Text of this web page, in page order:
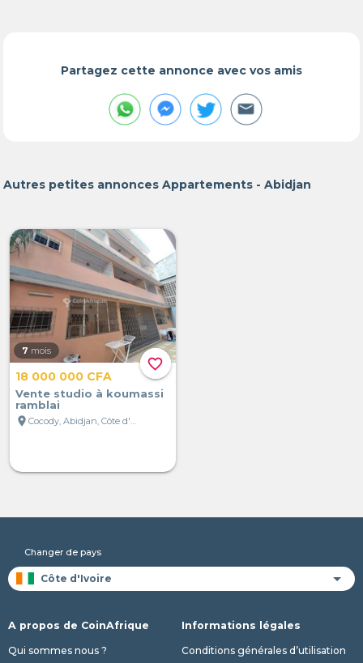
Partagez cette annonce avec vos amis
Autres petites annonces Appartements - Abidjan
favorite_border
7 mois
18 000 000 CFA
Vente studio à koumassi
ramblai
location_on
Changer de pays
A propos de CoinAfrique
Qui sommes nous ?
Informations légales
Conditions générales d’utilisation